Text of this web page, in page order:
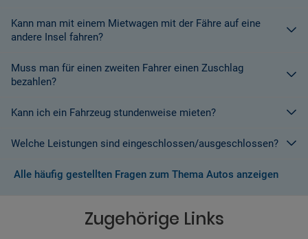
Mit einem europäischen Führerschein ist es kein Problem ein
Fahrzeug zu mieten. In Europa und bei den meisten
Kann man mit einem Mietwagen mit der Fähre auf eine
andere Insel fahren?
Die meisten Fahrzeugvermieter erlauben aus Gründen des
Versicherungsschutzes an Bord eines Schiffes nicht, dass ihre
Informationen finden Sie in den Bedingungen des Vermieters.
Muss man für einen zweiten Fahrer einen Zuschlag
bezahlen?
Ja. Für jeden zusätzlichen Fahrer muss am Zielort ein Zuschlag
Sonderangebot informiert, bei dem ein zusätzlicher Fahrer
Kann ich ein Fahrzeug stundenweise mieten?
Derzeit ist der Mindestzeitraum für eine Autoanmietung 24
Welche Leistungen sind eingeschlossen/ausgeschlossen?
Normalerweise werden Ihnen in den AGB's die Leistungen beim
(Normalerweise mit SB)
Alle häufig gestellten Fragen zum Thema Autos anzeigen
Zugehörige Links